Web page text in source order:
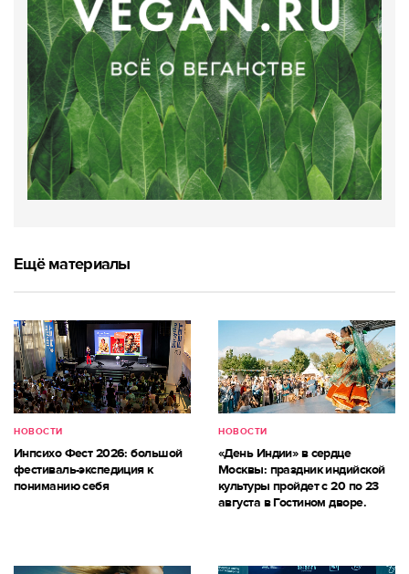
Ещё материалы
НОВОСТИ
Инпсихо Фест 2026: большой
фестиваль-экспедиция к
пониманию себя
НОВОСТИ
«День Индии» в сердце
Москвы: праздник индийской
культуры пройдет с 20 по 23
августа в Гостином дворе.